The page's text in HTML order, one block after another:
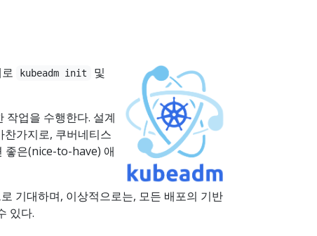
kubeadm init 및
업을 수행한다. 설계
가지로, 쿠버네티스
좋은(nice-to-have) 애
기대하며, 이상적으로는, 모든 배포의 기반
있다.